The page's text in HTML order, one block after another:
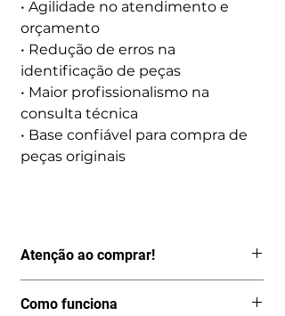
• Agilidade no atendimento e
orçamento
• Redução de erros na
identificação de peças
• Maior profissionalismo na
consulta técnica
• Base confiável para compra de
peças originais
Atenção ao comprar!
pago o acesso é imediato, logo não
Como funciona